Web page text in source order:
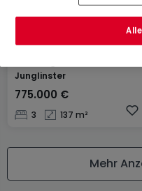
Junglinster
775.000 €
3 137 m²
Mehr